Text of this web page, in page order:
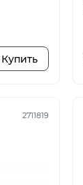
Купить
2711819